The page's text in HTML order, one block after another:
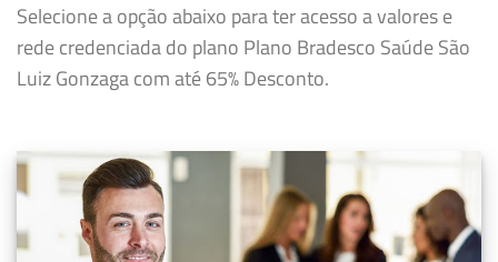
Selecione a opção abaixo para ter acesso a valores e
rede credenciada do plano Plano Bradesco Saúde São
Luiz Gonzaga com até 65% Desconto.